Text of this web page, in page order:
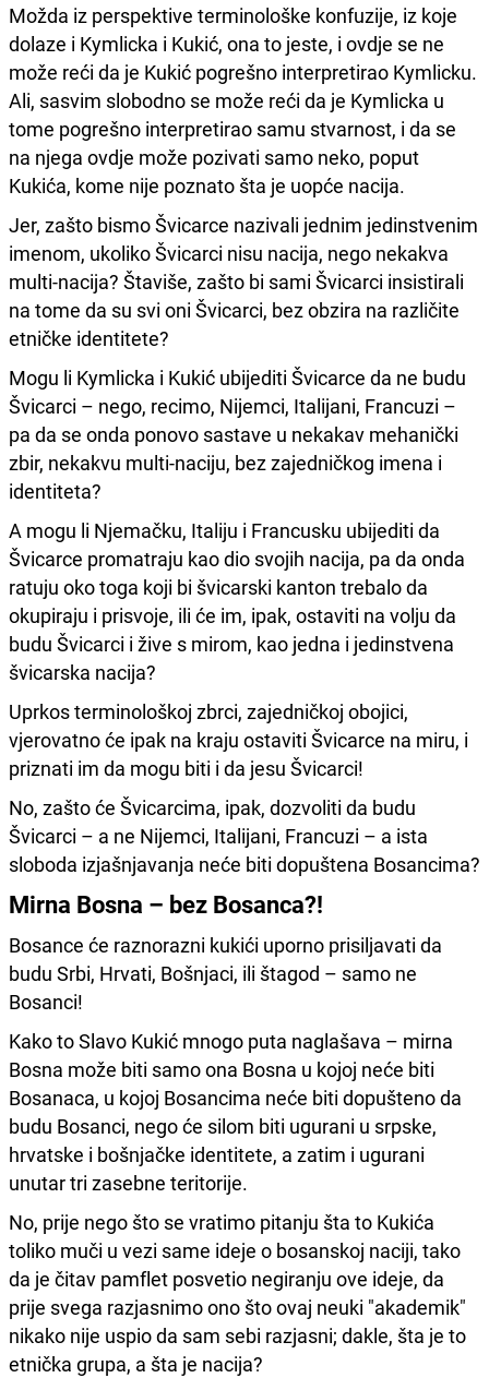
Možda iz perspektive terminološke konfuzije, iz koje
dolaze i Kymlicka i Kukić, ona to jeste, i ovdje se ne
može reći da je Kukić pogrešno interpretirao Kymlicku.
Ali, sasvim slobodno se može reći da je Kymlicka u
tome pogrešno interpretirao samu stvarnost, i da se
na njega ovdje može pozivati samo neko, poput
Kukića, kome nije poznato šta je uopće nacija.
Jer, zašto bismo Švicarce nazivali jednim jedinstvenim
imenom, ukoliko Švicarci nisu nacija, nego nekakva
multi-nacija? Štaviše, zašto bi sami Švicarci insistirali
na tome da su svi oni Švicarci, bez obzira na različite
etničke identitete?
Mogu li Kymlicka i Kukić ubijediti Švicarce da ne budu
Švicarci – nego, recimo, Nijemci, Italijani, Francuzi –
pa da se onda ponovo sastave u nekakav mehanički
zbir, nekakvu multi-naciju, bez zajedničkog imena i
identiteta?
A mogu li Njemačku, Italiju i Francusku ubijediti da
Švicarce promatraju kao dio svojih nacija, pa da onda
ratuju oko toga koji bi švicarski kanton trebalo da
okupiraju i prisvoje, ili će im, ipak, ostaviti na volju da
budu Švicarci i žive s mirom, kao jedna i jedinstvena
švicarska nacija?
Uprkos terminološkoj zbrci, zajedničkoj obojici,
vjerovatno će ipak na kraju ostaviti Švicarce na miru, i
priznati im da mogu biti i da jesu Švicarci!
No, zašto će Švicarcima, ipak, dozvoliti da budu
Švicarci – a ne Nijemci, Italijani, Francuzi – a ista
sloboda izjašnjavanja neće biti dopuštena Bosancima?
Mirna Bosna – bez Bosanca?!
Bosance će raznorazni kukići uporno prisiljavati da
budu Srbi, Hrvati, Bošnjaci, ili štagod – samo ne
Bosanci!
Kako to Slavo Kukić mnogo puta naglašava – mirna
Bosna može biti samo ona Bosna u kojoj neće biti
Bosanaca, u kojoj Bosancima neće biti dopušteno da
budu Bosanci, nego će silom biti ugurani u srpske,
hrvatske i bošnjačke identitete, a zatim i ugurani
unutar tri zasebne teritorije.
No, prije nego što se vratimo pitanju šta to Kukića
toliko muči u vezi same ideje o bosanskoj naciji, tako
da je čitav pamflet posvetio negiranju ove ideje, da
prije svega razjasnimo ono što ovaj neuki "akademik"
nikako nije uspio da sam sebi razjasni; dakle, šta je to
etnička grupa, a šta je nacija?